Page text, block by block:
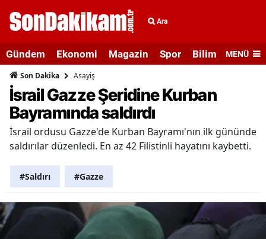
Ara
Gündem Ekonomi Magazin Spor Bilim veMENÜ
Son Dakika Asayiş
İsrail Gazze Şeridine Kurban
Bayramında saldırdı
İsrail ordusu Gazze'de Kurban Bayramı'nın ilk gününde
saldırılar düzenledi. En az 42 Filistinli hayatını kaybetti.
#Saldırı #Gazze